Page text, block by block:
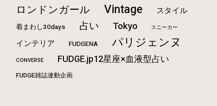
ロンドンガール Vintage スタイル
着まわし30days 占い Tokyo スニーカー
インテリア FUDGENA パリジェンヌ
CONVERSE FUDGE.jp12星座×血液型占い
FUDGE雑誌連動企画